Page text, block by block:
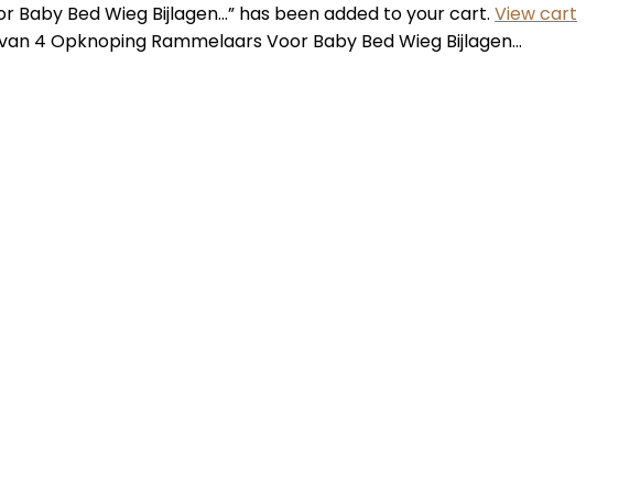
Bed Wieg Bijlagen…” has been added to your cart. View cart
4 Opknoping Rammelaars Voor Baby Bed Wieg Bijlagen…